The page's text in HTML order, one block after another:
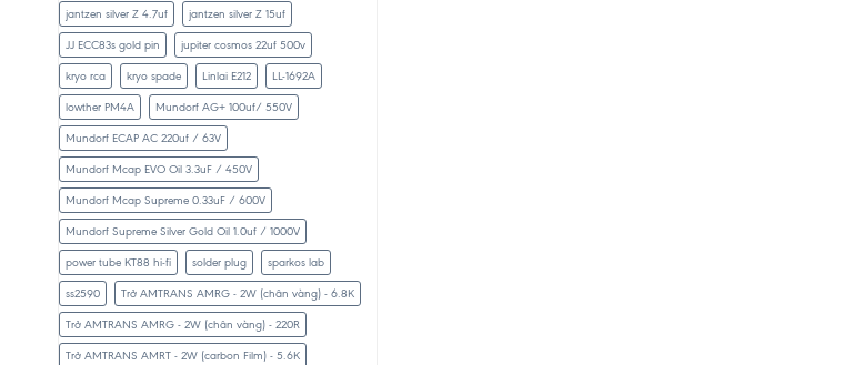
jantzen silver Z 4.7uf jantzen silver Z 15uf
JJ ECC83s gold pin jupiter cosmos 22uf 500v
kryo rca kryo spade Linlai E212 LL-1692A
lowther PM4A Mundorf AG+ 100uf/ 550V
Mundorf ECAP AC 220uf / 63V
Mundorf Mcap EVO Oil 3.3uF / 450V
Mundorf Mcap Supreme 0.33uF / 600V
Mundorf Supreme Silver Gold Oil 1.0uf / 1000V
power tube KT88 hi-fi solder plug sparkos lab
ss2590 Trở AMTRANS AMRG - 2W (chân vàng) - 6.8K
Trở AMTRANS AMRG - 2W (chân vàng) - 220R
Trở AMTRANS AMRT - 2W (carbon Film) - 5.6K